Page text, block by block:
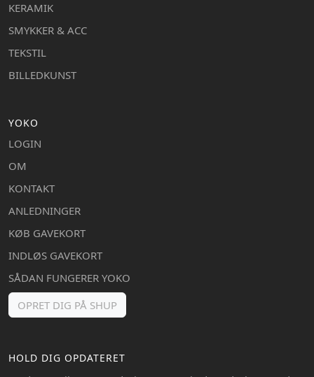
KERAMIK
SMYKKER & ACC
TEKSTIL
BILLEDKUNST
YOKO
LOGIN
OM
KONTAKT
ANLEDNINGER
KØB GAVEKORT
INDLØS GAVEKORT
SÅDAN FUNGERER YOKO
OPRET DIG PÅ SHUP
HOLD DIG OPDATERET